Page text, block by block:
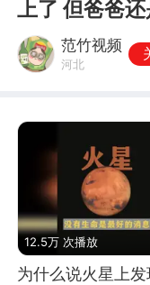
上了 但爸爸
范竹视频
河北
12.5万 次播放
为什么说火星上发